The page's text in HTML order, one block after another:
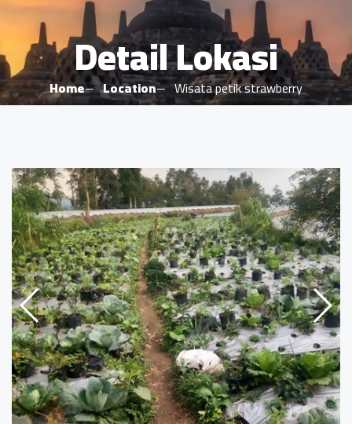
Detail Lokasi
Home Location Wisata petik strawberry